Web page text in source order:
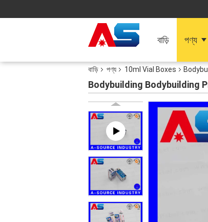
বাড়ি পণ্য
বাড়ি পণ্য 10ml Vial Boxes
Bodybuilding Bodybuilding